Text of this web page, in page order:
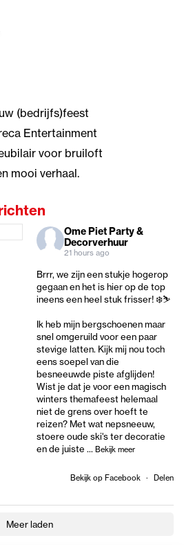
(bedrijfs)feest
Entertainment
voor bruiloft
mooi verhaal.
Ome Piet Party &
Decorverhuur
21 hours ago
Brrr, we zijn een stukje hogerop
gegaan en het is hier op de top
ineens een heel stuk frisser! ❄️⛷️
Ik heb mijn bergschoenen maar
snel omgeruild voor een paar
stevige latten. Kijk mij nou toch
eens soepel van die
besneeuwde piste afglijden!
Wist je dat je voor een magisch
winters themafeest helemaal
niet de grens over hoeft te
reizen? Met wat nepsneeuw,
stoere oude ski's ter decoratie
en de juiste ... Bekijk meer
Bekijk op Facebook · Delen
Meer laden